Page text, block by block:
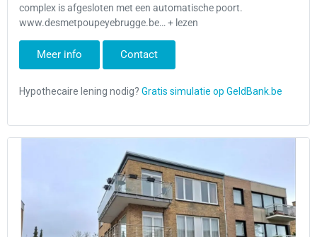
complex is afgesloten met een automatische poort.
www.desmetpoupeyebrugge.be… + lezen
Meer info Contact